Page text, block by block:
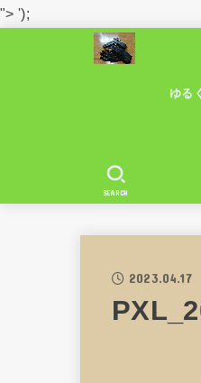
"> ');
ゆる
SEARCH
2023.04.17